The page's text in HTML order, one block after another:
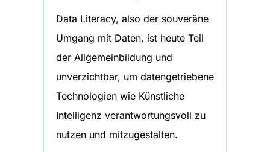
Data Literacy, also der souveräne
Umgang mit Daten, ist heute Teil
der Allgemeinbildung und
unverzichtbar, um datengetriebene
Technologien wie Künstliche
Intelligenz verantwortungsvoll zu
nutzen und mitzugestalten.